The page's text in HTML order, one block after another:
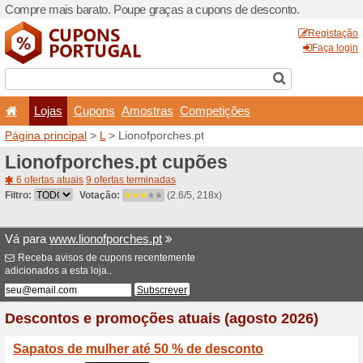
Compre mais barato.
Lojas Cupons
Página principal>L